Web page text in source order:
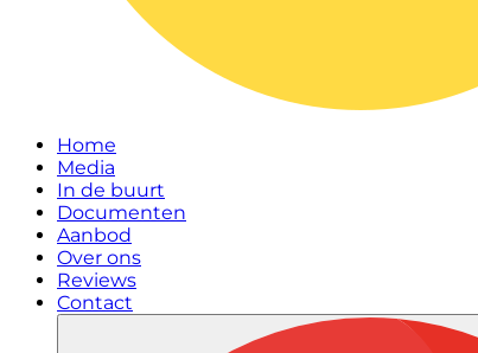
Home
Media
In de buurt
Documenten
Aanbod
Over ons
Reviews
Contact